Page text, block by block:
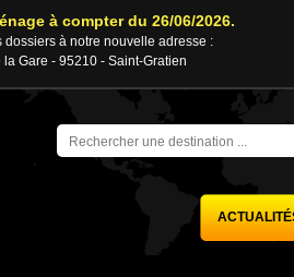
à compter du 26/06/2026.
dossiers à notre nouvelle adresse :
Gare - 95210 - Saint-Gratien